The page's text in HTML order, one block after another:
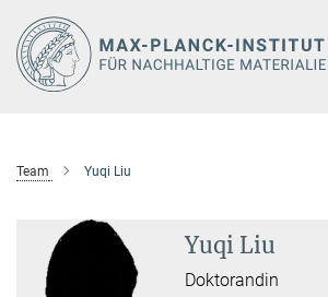
Hauptinhalt
Team Yuqi Liu
Yuqi Liu
Doktorandin